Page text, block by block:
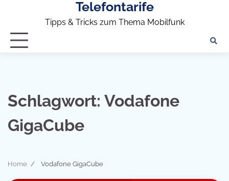
Telefontarife
Tipps & Tricks zum Thema Mobilfunk
Schlagwort: Vodafone
GigaCube
Home Vodafone GigaCube